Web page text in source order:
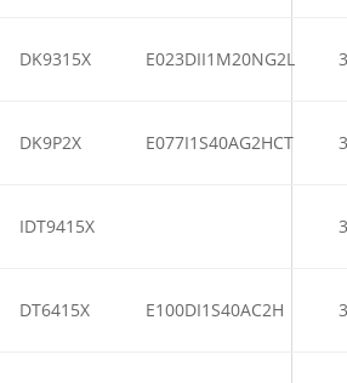
DK9315X E023DII1M20NG2L
DK9P2X E077I1S40AG2HCT
IDT9415X
DT6415X E100DI1S40AC2H